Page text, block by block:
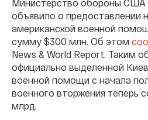
Министерство обороны США
объявило о предоставлении
американской военной
сумму $300 млн. Об этом
News & World Report. Таким
официально выделенной
военной помощи с начала
военного вторжения теперь
млрд.